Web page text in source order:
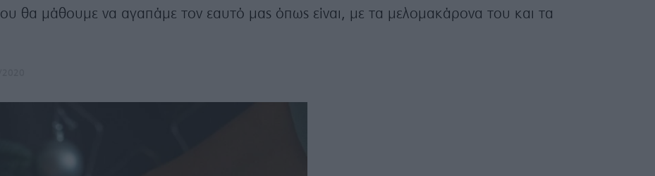
θα μάθουμε να αγαπάμε τον εαυτό μας όπως είναι, με τα μελομακάρονα του και τα